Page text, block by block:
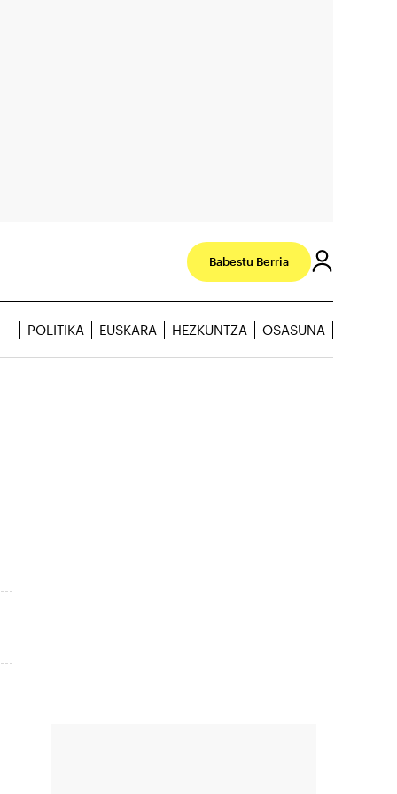
Babestu Berria
POLITIKA EUSKARA HEZKUNTZA OSASUNA